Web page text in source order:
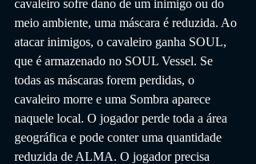
cavaleiro sofre dano de um inimigo ou do
meio ambiente, uma máscara é reduzida. Ao
atacar inimigos, o cavaleiro ganha SOUL,
que é armazenado no SOUL Vessel. Se
todas as máscaras forem perdidas, o
cavaleiro morre e uma Sombra aparece
naquele local. O jogador perde toda a área
geográfica e pode conter uma quantidade
reduzida de ALMA. O jogador precisa